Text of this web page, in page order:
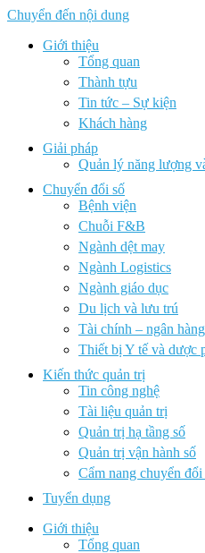
Chuyển đến nội dung
Giới thiệu
Tổng quan
Thành tựu
Tin tức – Sự kiện
Khách hàng
Giải pháp
Quản lý năng lượng
Chuyển đổi số
Bệnh viện
Chuỗi F&B
Ngành dệt may
Ngành Logistics
Ngành giáo dục
Du lịch và lưu trú
Tài chính – ngân hàng
Thiết bị Y tế và dược
Kiến thức quản trị
Tin công nghệ
Tài liệu quản trị
Quản trị hạ tầng số
Quản trị vận hành số
Cẩm nang chuyển đổi
Tuyển dụng
Giới thiệu
Tổng quan